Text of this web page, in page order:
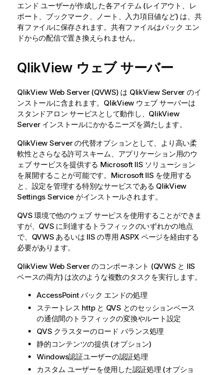
エンド ユーザーが作成した各アイテム (レイアウト、レ
ポート、ブックマーク、ノート、入力項目値など) は、共
有ファイルに保存されます。共有ファイルはバック エン
ドからの配信で置き換えられません。
QlikView ウェブ サーバー
QlikView Web Server (QVWS) は QlikView Server のイ
ンストールに含まれます。 QlikView ウェブ サーバーは
スタンドアロン サービスとして動作し、QlikView
Server インストールにかかるニーズを満たします。
QlikView Server の代替オプションとして、より高い柔
軟性とさらなる許可スキーム、アプリケーション用のウ
ェブ サービスを提供する Microsoft IIS ソリューション
を展開することが可能です。Microsoft IIS を使用する
と、設定を管理する特別なサービスである QlikView
Settings Service がインストールされます。
QVS 環境で他のウェブ サービスを使用することができま
すが、QVS に到達するトラフィックのいずれかの地点
で、QVWS あるいは IIS の専用 ASPX ページを経由する
必要があります。
QlikView Web Server のコンポーネント (QVWS と IIS
ベースの両方) は次のような複数のタスクを実行します。
AccessPoint バック エンドの処理
ステートレス http と QVS とのセッションベース
の通信間のトラフィックの変換やルート設定
QVS クラスターのロード バランス処理
静的コンテンツの提供 (オプション)
Windows認証ユーザーの認証処理
カスタム ユーザーを使用した認証処理 (オプショ